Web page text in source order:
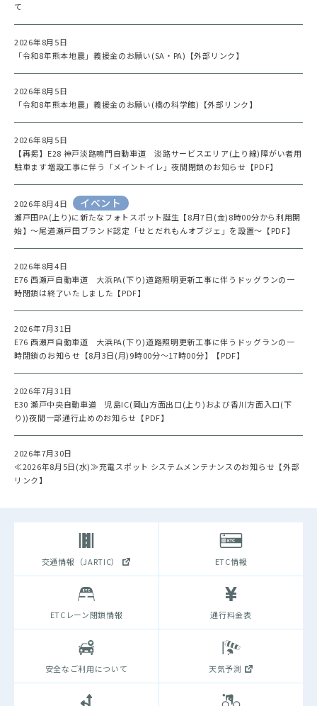
て
2026年8月5日
「令和8年熊本地震」義援金のお願い(SA・PA)【外部リンク】
2026年8月5日
「令和8年熊本地震」義援金のお願い(橋の科学館)【外部リンク】
2026年8月5日
【再掲】E28 神戸淡路鳴門自動車道 淡路サービスエリア(上り線)障がい者用
駐車ます増設工事に伴う「メイントイレ」夜間閉鎖のお知らせ【PDF】
2026年8月4日 イベント
瀬戸田PA(上り)に新たなフォトスポット誕生【8月7日(金)8時00分から利用開
始】～尾道瀬戸田ブランド認定「せとだれもんオブジェ」を設置～【PDF】
2026年8月4日
E76 西瀬戸自動車道 大浜PA(下り)道路照明更新工事に伴うドッグランの一
時閉鎖は終了いたしました【PDF】
2026年7月31日
E76 西瀬戸自動車道 大浜PA(下り)道路照明更新工事に伴うドッグランの一
時閉鎖のお知らせ【8月3日(月)9時00分～17時00分】【PDF】
2026年7月31日
E30 瀬戸中央自動車道 児島IC(岡山方面出口(上り)および香川方面入口(下
り))夜間一部通行止めのお知らせ【PDF】
2026年7月30日
≪2026年8月5日(水)≫充電スポット システムメンテナンスのお知らせ【外部
リンク】
交通情報（JARTIC） ETC情報
ETCレーン閉鎖情報 通行料金表
安全なご利用について 天気予測